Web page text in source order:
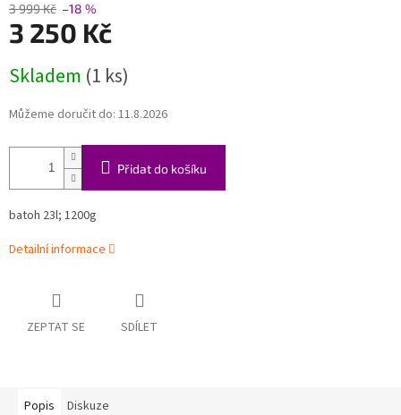
3 999 Kč –18 %
3 250 Kč
cena:
Skladem (1 ks)
Můžeme doručit do: 11.8.2026
Přidat do košíku
batoh 23l; 1200g
Detailní informace
ZEPTAT SE SDÍLET
Popis Diskuze